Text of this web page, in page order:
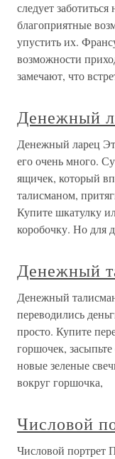
следует
благоприятные
упустить их.
возможности
замечают, что
Денежный
Денежный ларец
его очень много.
ящичек, который
талисманом,
Купите шкатулку
коробочку. Но для
Денежный
Денежный
переводились
просто. Купите
горшочек,
новые зеленые
вокруг горшочка,
Числовой
Числовой портрет